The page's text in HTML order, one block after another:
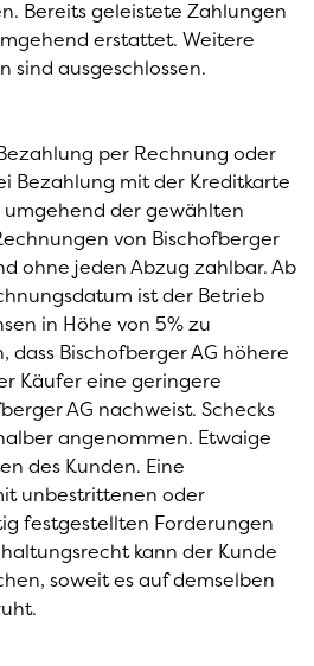
Bereits geleistete Zahlungen
erstattet. Weitere
sind ausgeschlossen.
per Rechnung oder
Bezahlung mit der Kreditkarte
der gewählten
von Bischofberger
ohne jeden Abzug zahlbar. Ab
ist der Betrieb
in Höhe von 5% zu
dass Bischofberger AG höhere
Käufer eine geringere
AG nachweist. Schecks
angenommen. Etwaige
des Kunden. Eine
unbestrittenen oder
festgestellten Forderungen
kann der Kunde
soweit es auf demselben